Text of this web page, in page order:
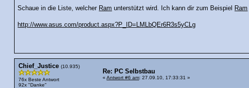
Schaue in die Liste, welcher Ram unterstützt wird. Ich kann dir zum Beispiel Ram
http://www.asus.com/product.aspx?P_ID=LMLbQEr6R3s5yCLg
Chief_Justice (10.935)
76x Beste Antwort
92x "Danke"
Re: PC Selbstbau
« Antwort #6 am: 27.09.10, 17:33:31 »